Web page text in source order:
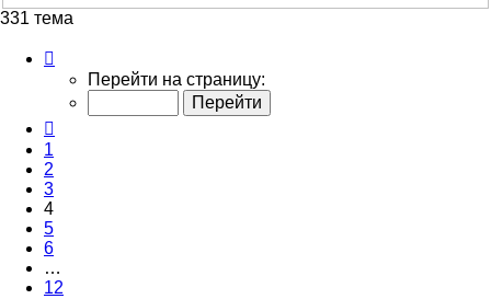
331 тема
12
Перейти на страницу:
1
2
3
4
5
6
…
12